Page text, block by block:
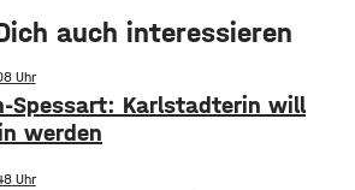
auch interessieren
Spessart: Karlstadterin will
werden